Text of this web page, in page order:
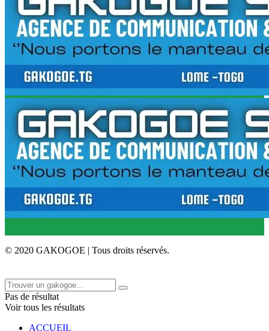
© 2020 GAKOGOE | Tous droits réservés.
Pas de résultat
Voir tous les résultats
ACCUEIL